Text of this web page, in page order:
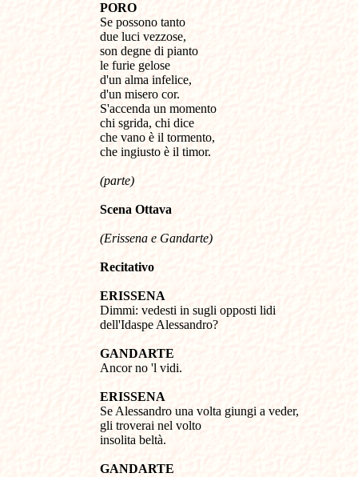
PORO
Se possono tanto
due luci vezzose,
son degne di pianto
le furie gelose
d'un alma infelice,
d'un misero cor.
S'accenda un momento
chi sgrida, chi dice
che vano è il tormento,
che ingiusto è il timor.
(parte)
Scena Ottava
(Erissena e Gandarte)
Recitativo
ERISSENA
Dimmi: vedesti in sugli opposti lidi
dell'Idaspe Alessandro?
GANDARTE
Ancor no 'l vidi.
ERISSENA
Se Alessandro una volta giungi a veder,
gli troverai nel volto
insolita beltà.
GANDARTE